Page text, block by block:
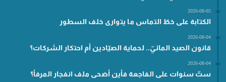
2026-08-05
الكتابة على خطّ التماس ما يتوارى خلف السطور
2026-08-04
قانون الصيد المائيّ.. لحماية الصيّادين أم احتكار الشركات؟
2026-08-04
ستّ سنوات على الفاجعة فأين أضحى ملف انفجار المرفأ؟